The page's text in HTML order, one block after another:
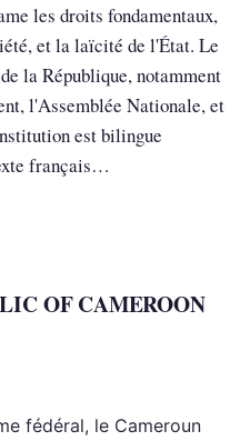
les droits fondamentaux,
et la laïcité de l'État. Le
la République, notamment
l'Assemblée Nationale, et
est bilingue
français…
OF CAMEROON
fédéral, le Cameroun